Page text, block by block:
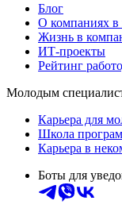
Блог
О компаниях в
Жизнь в
ИТ-проекты
Рейтинг
Молодым
Карьера для
Школа
Карьера в
Боты для